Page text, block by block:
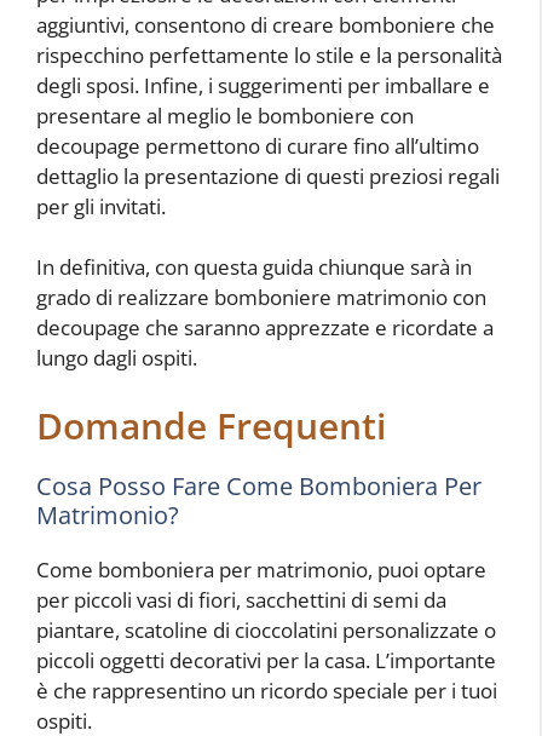
aggiuntivi, consentono di creare bomboniere che
rispecchino perfettamente lo stile e la personalità
degli sposi. Infine, i suggerimenti per imballare e
presentare al meglio le bomboniere con
decoupage permettono di curare fino all’ultimo
dettaglio la presentazione di questi preziosi regali
per gli invitati.
In definitiva, con questa guida chiunque sarà in
grado di realizzare bomboniere matrimonio con
decoupage che saranno apprezzate e ricordate a
lungo dagli ospiti.
Domande Frequenti
Cosa Posso Fare Come Bomboniera Per
Matrimonio?
Come bomboniera per matrimonio, puoi optare
per piccoli vasi di fiori, sacchettini di semi da
piantare, scatoline di cioccolatini personalizzate o
piccoli oggetti decorativi per la casa. L’importante
è che rappresentino un ricordo speciale per i tuoi
ospiti.